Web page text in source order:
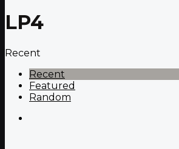
LP4
Recent
Recent
Featured
Random